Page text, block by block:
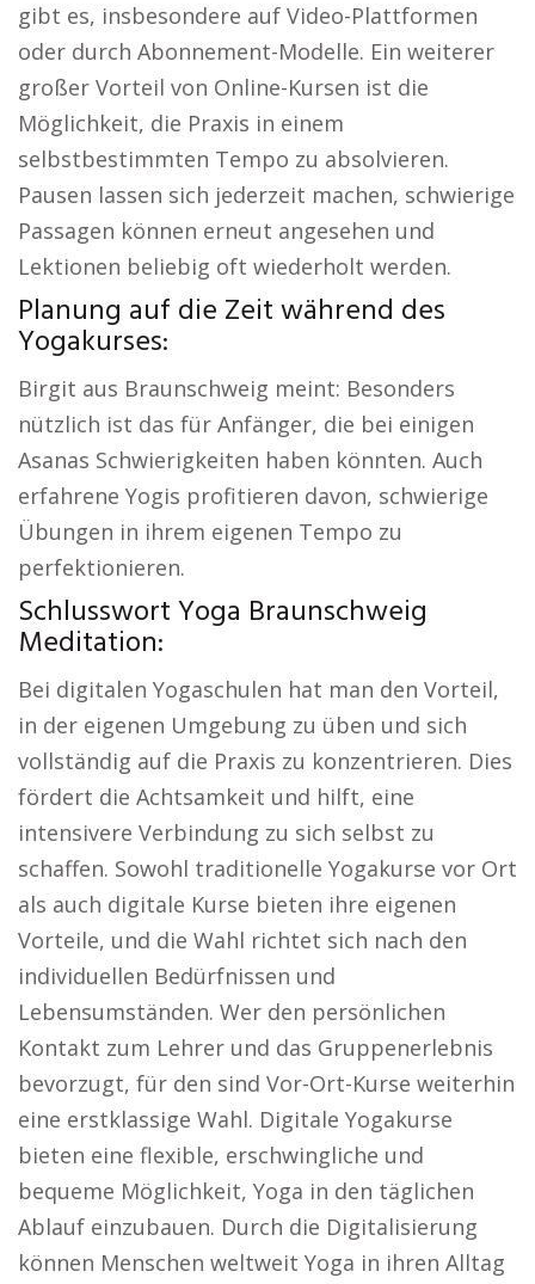
gibt es, insbesondere auf Video-Plattformen
oder durch Abonnement-Modelle. Ein weiterer
großer Vorteil von Online-Kursen ist die
Möglichkeit, die Praxis in einem
selbstbestimmten Tempo zu absolvieren.
Pausen lassen sich jederzeit machen, schwierige
Passagen können erneut angesehen und
Lektionen beliebig oft wiederholt werden.
Planung auf die Zeit während des
Yogakurses:
Birgit aus Braunschweig meint: Besonders
nützlich ist das für Anfänger, die bei einigen
Asanas Schwierigkeiten haben könnten. Auch
erfahrene Yogis profitieren davon, schwierige
Übungen in ihrem eigenen Tempo zu
perfektionieren.
Schlusswort Yoga Braunschweig
Meditation:
Bei digitalen Yogaschulen hat man den Vorteil,
in der eigenen Umgebung zu üben und sich
vollständig auf die Praxis zu konzentrieren. Dies
fördert die Achtsamkeit und hilft, eine
intensivere Verbindung zu sich selbst zu
schaffen. Sowohl traditionelle Yogakurse vor Ort
als auch digitale Kurse bieten ihre eigenen
Vorteile, und die Wahl richtet sich nach den
individuellen Bedürfnissen und
Lebensumständen. Wer den persönlichen
Kontakt zum Lehrer und das Gruppenerlebnis
bevorzugt, für den sind Vor-Ort-Kurse weiterhin
eine erstklassige Wahl. Digitale Yogakurse
bieten eine flexible, erschwingliche und
bequeme Möglichkeit, Yoga in den täglichen
Ablauf einzubauen. Durch die Digitalisierung
können Menschen weltweit Yoga in ihren Alltag